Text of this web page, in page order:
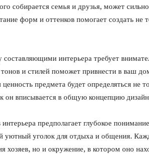
собирается семья и друзья, может
форм и оттенков помогает создать не
интерьера требует
и стилей поможет привнести в ваш
предмета будет определяться не
он вписывается в общую концепцию
предполагает глубокое
уютный уголок для отдыха и общения.
хозяев, но и окружение, в котором оно